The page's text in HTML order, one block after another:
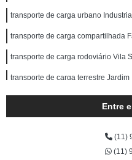
transporte de carga urbano Industrial
transporte de carga compartilhada
transporte de carga rodoviário Vila
transporte de carga terrestre Jardim
contratar transporte de carga
transporte de carga com fiorino
Entre
(11)
(11)